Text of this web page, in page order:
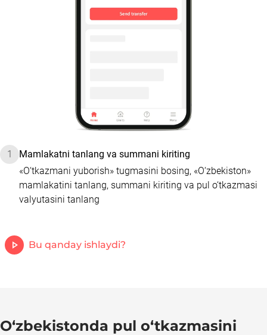
1
Mamlakatni tanlang va summani kiriting
«O‘tkazmani yuborish» tugmasini bosing, «O‘zbekiston»
mamlakatini tanlang, summani kiriting va pul o‘tkazmasi
valyutasini tanlang
Bu qanday ishlaydi?
O‘zbekistonda pul o‘tkazmasini